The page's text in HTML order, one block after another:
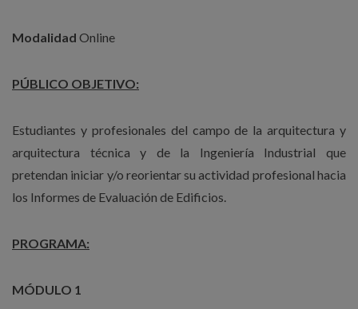
Modalidad Online
PÚBLICO OBJETIVO:
Estudiantes y profesionales del campo de la arquitectura y
arquitectura técnica y de la Ingeniería Industrial que
pretendan iniciar y/o reorientar su actividad profesional hacia
los Informes de Evaluación de Edificios.
PROGRAMA:
MÓDULO 1